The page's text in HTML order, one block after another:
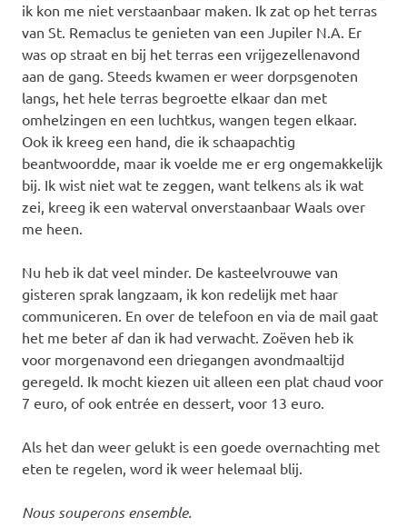
ik kon me niet verstaanbaar maken. Ik zat op het terras
van St. Remaclus te genieten van een Jupiler N.A. Er
was op straat en bij het terras een vrijgezellenavond
aan de gang. Steeds kwamen er weer dorpsgenoten
langs, het hele terras begroette elkaar dan met
omhelzingen en een luchtkus, wangen tegen elkaar.
Ook ik kreeg een hand, die ik schaapachtig
beantwoordde, maar ik voelde me er erg ongemakkelijk
bij. Ik wist niet wat te zeggen, want telkens als ik wat
zei, kreeg ik een waterval onverstaanbaar Waals over
me heen.
Nu heb ik dat veel minder. De kasteelvrouwe van
gisteren sprak langzaam, ik kon redelijk met haar
communiceren. En over de telefoon en via de mail gaat
het me beter af dan ik had verwacht. Zoëven heb ik
voor morgenavond een driegangen avondmaaltijd
geregeld. Ik mocht kiezen uit alleen een plat chaud voor
7 euro, of ook entrée en dessert, voor 13 euro.
Als het dan weer gelukt is een goede overnachting met
eten te regelen, word ik weer helemaal blij.
Nous souperons ensemble.